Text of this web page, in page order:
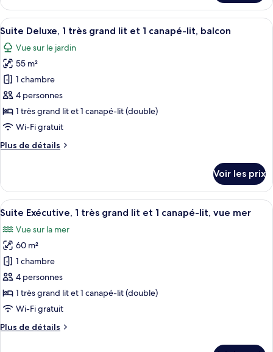
grand
lit
et
canapé-
lit,
balcon,
vue
mer
le
type
de
Suite
Deluxe,
très
grand
lit
et
lit,
mer
Afficher
toutes
les
photos
pour
ce
type
de
chambre :
Suite
très
grand
lit
et
1
canapé-
lit,
balcon
Suite Deluxe, 1 très grand lit et 1
12
Suite Deluxe, 1 très grand lit et 1 canapé-lit, balcon
Vue sur le jardin
55 m²
1 chambre
4 personnes
1 très grand lit et 1 canapé-lit (double)
Wi-Fi gratuit
Plus de détails
Plus
le
type
de
Suite
Deluxe,
très
grand
lit
et
lit,
Voir les prix
Afficher
toutes
les
photos
pour
ce
type
de
chambre :
Suite
Télévision LCD de 140 cm avec
12
Suite Exécutive, 1 très grand lit et 1 canapé-lit, vue mer
Vue sur la mer
60 m²
1 chambre
4 personnes
1 très grand lit et 1 canapé-lit (double)
Wi-Fi gratuit
Plus de détails
Plus